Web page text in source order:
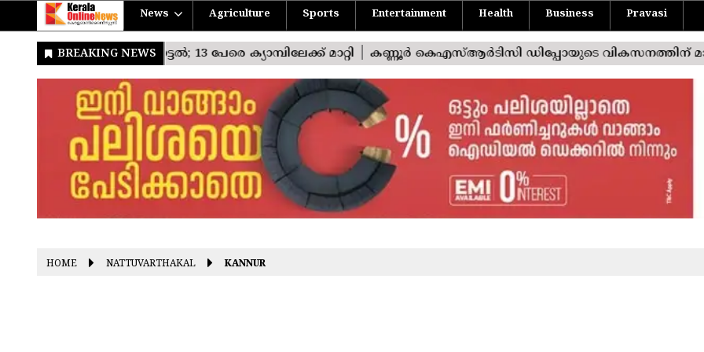
News Agriculture Sports Entertainment Health Business Pravasi
HOME NATTUVARTHAKAL KANNUR